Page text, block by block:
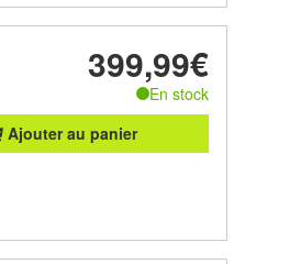
399,99€
En stock
Ajouter au panier